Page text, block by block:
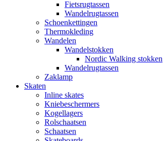
Fietsrugtassen
Wandelrugtassen
Schoenkettingen
Thermokleding
Wandelen
Wandelstokken
Nordic Walking stokken
Wandelrugtassen
Zaklamp
Skaten
Inline skates
Kniebeschermers
Kogellagers
Rolschaatsen
Schaatsen